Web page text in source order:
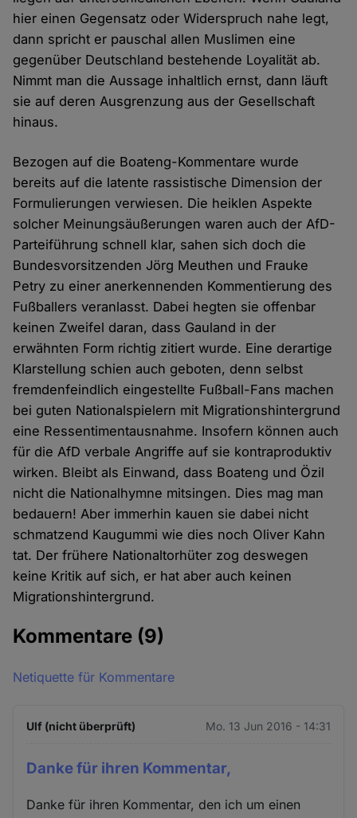
hier einen Gegensatz oder Widerspruch nahe legt,
dann spricht er pauschal allen Muslimen eine
gegenüber Deutschland bestehende Loyalität ab.
Nimmt man die Aussage inhaltlich ernst, dann läuft
sie auf deren Ausgrenzung aus der Gesellschaft
hinaus.
Bezogen auf die Boateng-Kommentare wurde
bereits auf die latente rassistische Dimension der
Formulierungen verwiesen. Die heiklen Aspekte
solcher Meinungsäußerungen waren auch der AfD-
Parteiführung schnell klar, sahen sich doch die
Bundesvorsitzenden Jörg Meuthen und Frauke
Petry zu einer anerkennenden Kommentierung des
Fußballers veranlasst. Dabei hegten sie offenbar
keinen Zweifel daran, dass Gauland in der
erwähnten Form richtig zitiert wurde. Eine derartige
Klarstellung schien auch geboten, denn selbst
fremdenfeindlich eingestellte Fußball-Fans machen
bei guten Nationalspielern mit Migrationshintergrund
eine Ressentimentausnahme. Insofern können auch
für die AfD verbale Angriffe auf sie kontraproduktiv
wirken. Bleibt als Einwand, dass Boateng und Özil
nicht die Nationalhymne mitsingen. Dies mag man
bedauern! Aber immerhin kauen sie dabei nicht
schmatzend Kaugummi wie dies noch Oliver Kahn
tat. Der frühere Nationaltorhüter zog deswegen
keine Kritik auf sich, er hat aber auch keinen
Migrationshintergrund.
Kommentare (9)
Netiquette für Kommentare
Ulf (nicht überprüft) Mo. 13 Jun 2016 - 14:31
Danke für ihren Kommentar,
Danke für ihren Kommentar, den ich um einen